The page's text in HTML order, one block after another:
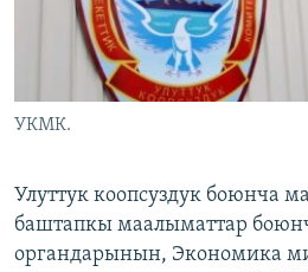
ЭЕ/АРнун бардык сайттары
УКМК.
Улуттук коопсуздук боюнча
баштапкы маалыматтар
органдарынын, Экономика